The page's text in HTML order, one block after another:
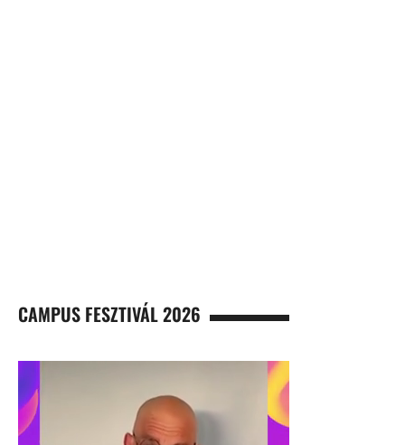
CAMPUS FESZTIVÁL 2026